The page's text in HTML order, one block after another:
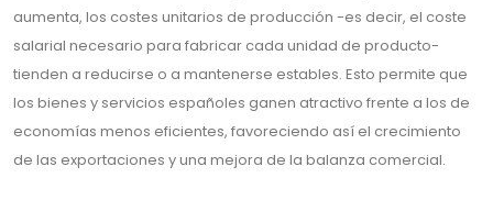
aumenta, los costes unitarios de producción -es decir, el coste
salarial necesario para fabricar cada unidad de producto-
tienden a reducirse o a mantenerse estables. Esto permite que
los bienes y servicios españoles ganen atractivo frente a los de
economías menos eficientes, favoreciendo así el crecimiento
de las exportaciones y una mejora de la balanza comercial.